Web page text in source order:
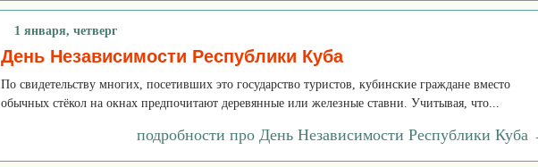
1 января, четверг
День Независимости Республики Куба
По свидетельству многих, посетивших это государство туристов, кубинские граждане вместо
обычных стёкол на окнах предпочитают деревянные или железные ставни. Учитывая, что...
подробности про День Независимости Республики Куба